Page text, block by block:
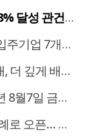
은 '주민 수용성'
7개사 모집
배우는 교육
7일 금요일
주여건 좋아진다